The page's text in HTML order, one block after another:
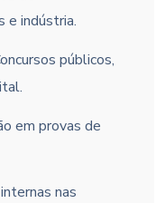
e indústria.
públicos,
em provas de
nas